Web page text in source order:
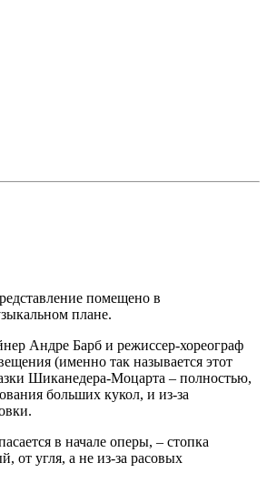
помещено в
плане.
Андре Барб и режиссер-хореограф
(именно так называется этот
Шиканедера-Моцарта – полностью,
больших кукол, и из-за
в начале оперы, – стопка
от угля, а не из-за расовых